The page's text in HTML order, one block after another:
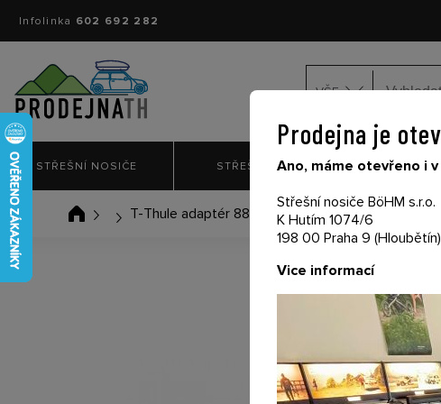
Infolinka 602 692 282
VŠE
STŘEŠNÍ NOSIČE STŘEŠNÍ BOXY NOSIČE
T-Thule adaptér 889-1 na ProRide 591
Prodejna je
Ano, máme otevřeno i
Střešní nosiče BöHM s.r.o.
K Hutím 1074/6
198 00 Praha 9 (Hloubětín)
Vice informací